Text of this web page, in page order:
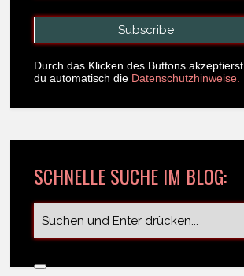
Durch das Klicken des Buttons akzeptierst
du automatisch die Datenschutzhinweise.
SCHNELLE SUCHE IM BLOG: